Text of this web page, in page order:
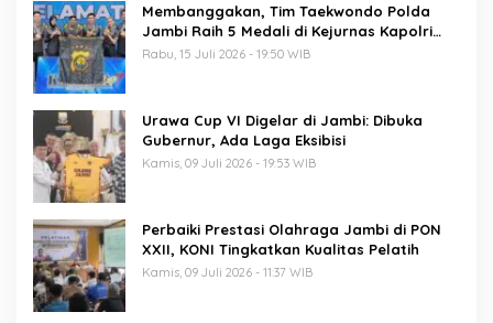
Membanggakan, Tim Taekwondo Polda
Jambi Raih 5 Medali di Kejurnas Kapolri
Cup 7
Rabu, 15 Juli 2026 - 19:50 WIB
Urawa Cup VI Digelar di Jambi: Dibuka
Gubernur, Ada Laga Eksibisi
Kamis, 09 Juli 2026 - 19:53 WIB
Perbaiki Prestasi Olahraga Jambi di PON
XXII, KONI Tingkatkan Kualitas Pelatih
Kamis, 09 Juli 2026 - 11:37 WIB